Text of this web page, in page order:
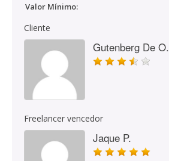
Valor Mínimo:
Cliente
Gutenberg De O.
Freelancer vencedor
Jaque P.